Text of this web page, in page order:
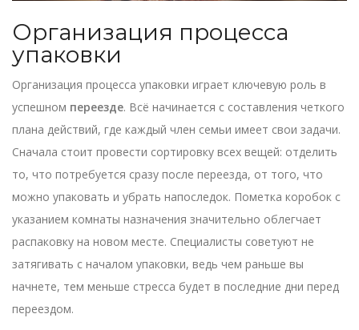
Организация процесса
упаковки
Организация процесса упаковки играет ключевую роль в
успешном переезде. Всё начинается с составления четкого
плана действий, где каждый член семьи имеет свои задачи.
Сначала стоит провести сортировку всех вещей: отделить
то, что потребуется сразу после переезда, от того, что
можно упаковать и убрать напоследок. Пометка коробок с
указанием комнаты назначения значительно облегчает
распаковку на новом месте. Специалисты советуют не
затягивать с началом упаковки, ведь чем раньше вы
начнете, тем меньше стресса будет в последние дни перед
переездом.